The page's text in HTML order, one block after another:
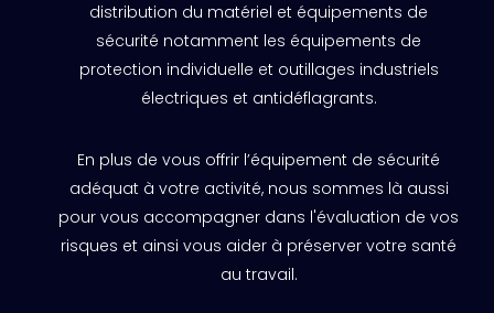
distribution du matériel et équipements de
sécurité notamment les équipements de
protection individuelle et outillages industriels
électriques et antidéflagrants.
En plus de vous offrir l’équipement de sécurité
adéquat à votre activité, nous sommes là aussi
pour vous accompagner dans l'évaluation de vos
risques et ainsi vous aider à préserver votre santé
au travail.